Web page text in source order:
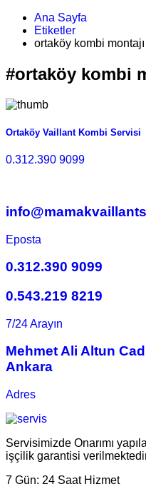
Ana Sayfa
Etiketler
ortaköy kombi montajı
#ortaköy kombi
Ortaköy Vaillant Kombi Servisi
0.312.390 9099
Eposta
0.312.390 9099
0.543.219 8219
7/24 Arayın
Mehmet Ali Altun
Ankara
Adres
Servisimizde Onarımı
işçilik garantisi
7 Gün: 24 Saat Hizmet